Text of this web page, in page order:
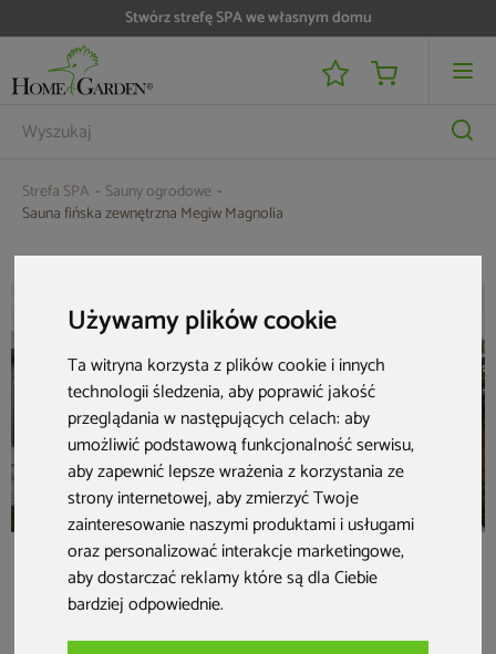
Używamy plików cookie
Ta witryna korzysta z plików cookie i innych
technologii śledzenia, aby poprawić jakość
przeglądania w następujących celach:aby
umożliwić podstawową funkcjonalność serwisu,
aby zapewnić lepsze wrażenia z korzystania ze
strony internetowej,aby zmierzyć Twoje
zainteresowanie naszymi produktami i usługami
oraz personalizować interakcje marketingowe,
aby dostarczać reklamy które są dla Ciebie
bardziej odpowiednie.
Stwórz strefę SPA we własnym domu
Do 25 000 zł zwrotu na kartę i raty RRSO 0%
Strefa SPA
Sauny ogrodowe
Sauna fińska zewnętrzna Megiw Magnolia